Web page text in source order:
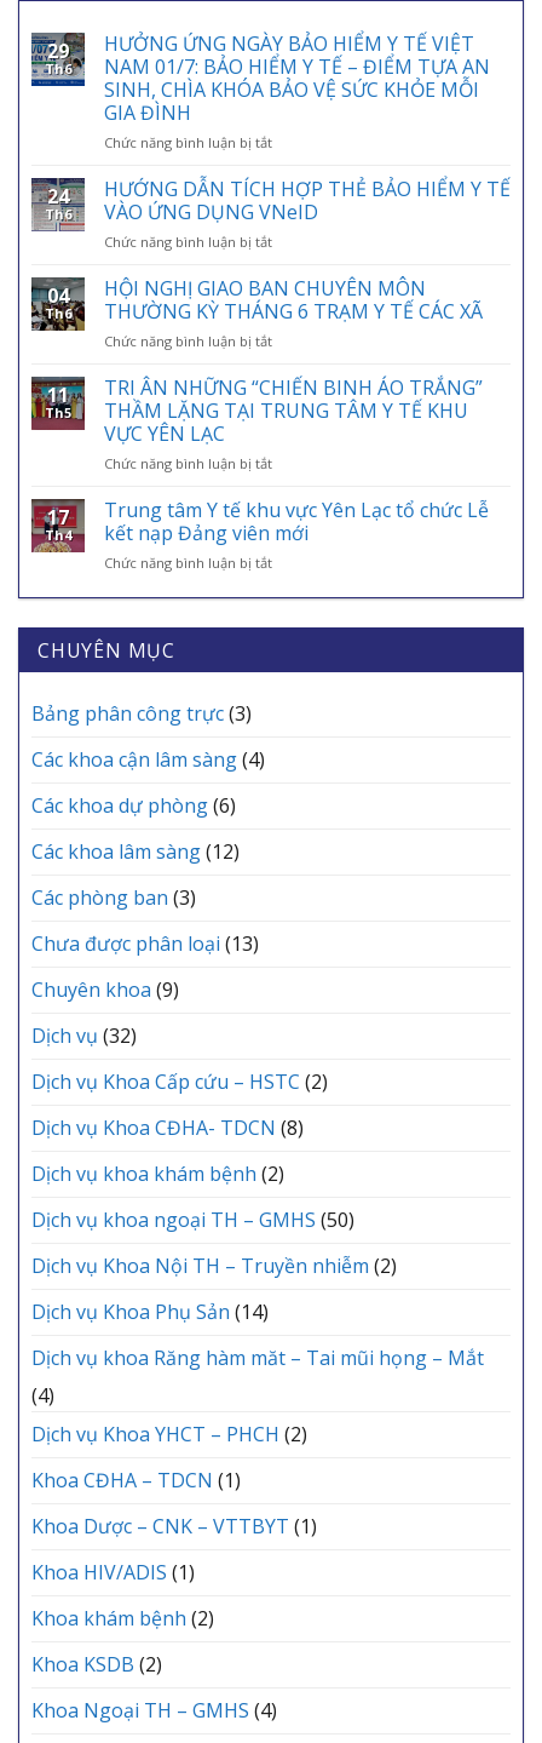
29
Th6
HƯỞNG ỨNG NGÀY BẢO HIỂM Y TẾ VIỆT
NAM 01/7: BẢO HIỂM Y TẾ – ĐIỂM TỰA AN
SINH, CHÌA KHÓA BẢO VỆ SỨC KHỎE MỖI
GIA ĐÌNH
Chức năng bình luận bị tắtở
ỨNG
NGÀY
BẢO
HIỂM
TẾ
VIỆT
01/7:
HIỂM
Y
ĐIỂM
AN
SINH,
KHÓA
BẢO
MỖI
24
Th6
HƯỚNG DẪN TÍCH HỢP THẺ BẢO HIỂM Y TẾ
VÀO ỨNG DỤNG VNeID
Chức năng bình luận bị tắtở
DẪN
TÍCH
HỢP
THẺ
HIỂM
Y
ỨNG
VNeID
04
Th6
HỘI NGHỊ GIAO BAN CHUYÊN MÔN
THƯỜNG KỲ THÁNG 6 TRẠM Y TẾ CÁC XÃ
Chức năng bình luận bị tắtở
NGHỊ
GIAO
BAN
MÔN
KỲ
THÁNG
6
TRẠM
CÁC
11
Th5
TRI ÂN NHỮNG “CHIẾN BINH ÁO TRẮNG”
THẦM LẶNG TẠI TRUNG TÂM Y TẾ KHU
VỰC YÊN LẠC
Chức năng bình luận bị tắtở
ÂN
NHỮNG
“CHIẾN
BINH
THẦM
TẠI
17
Th4
Trung tâm Y tế khu vực Yên Lạc tổ chức Lễ
kết nạp Đảng viên mới
Chức năng bình luận bị tắtở
tâm
Y
CHUYÊN MỤC
Bảng phân công trực(3)
Các khoa cận lâm sàng(4)
Các khoa dự phòng(6)
Các khoa lâm sàng(12)
Các phòng ban (3)
Chưa được phân loại (13)
Chuyên khoa (9)
Dịch vụ (32)
Dịch vụ Khoa Cấp cứu – HSTC (2)
Dịch vụ Khoa CĐHA- TDCN (8)
Dịch vụ khoa khám bệnh (2)
Dịch vụ khoa ngoại TH – GMHS (50)
Dịch vụ Khoa Nội TH – Truyền nhiễm (2)
Dịch vụ Khoa Phụ Sản (14)
Dịch vụ khoa Răng hàm măt – Tai mũi họng – Mắt
(4)
Dịch vụ Khoa YHCT – PHCH (2)
Khoa CĐHA – TDCN (1)
Khoa Dược – CNK – VTTBYT (1)
Khoa HIV/ADIS (1)
Khoa khám bệnh (2)
Khoa KSDB (2)
Khoa Ngoại TH – GMHS (4)